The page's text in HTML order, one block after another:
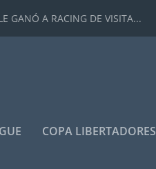
GANÓ A RACING DE VISITA...
COPA LIBERTADORES